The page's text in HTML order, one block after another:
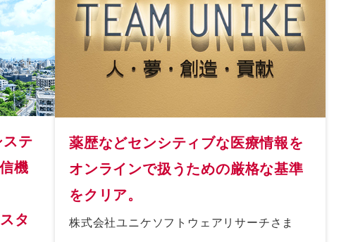
ステ
機
タ
薬歴などセンシティブな医療情報を
オンラインで扱うための厳格な基準
をクリア。
株式会社ユニケソフトウェアリサーチさま